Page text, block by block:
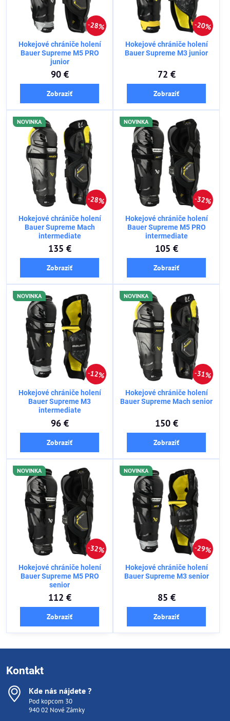
28%
Hokejové chrániče holení
Bauer Supreme M5 PRO
junior
90 €
Zobraziť
20%
Hokejové chrániče holení
Bauer Supreme M3 junior
72 €
Zobraziť
28%
NOVINKA
Hokejové chrániče holení
Bauer Supreme Mach
intermediate
135 €
Zobraziť
32%
NOVINKA
Hokejové chrániče holení
Bauer Supreme M5 PRO
intermediate
105 €
Zobraziť
12%
NOVINKA
Hokejové chrániče holení
Bauer Supreme M3
intermediate
96 €
Zobraziť
31%
NOVINKA
Hokejové chrániče holení
Bauer Supreme Mach senior
150 €
Zobraziť
32%
NOVINKA
Hokejové chrániče holení
Bauer Supreme M5 PRO
senior
112 €
Zobraziť
29%
NOVINKA
Hokejové chrániče holení
Bauer Supreme M3 senior
85 €
Zobraziť
Kontakt
Kde nás nájdete ?
Pod kopcom 30
940 02 Nové Zámky